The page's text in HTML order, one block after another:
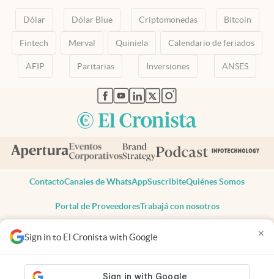
Sign in to El Cronista with Google ×
Dólar Dólar Blue Criptomonedas Bitcoin
Fintech Merval Quiniela Calendario de feriados
AFIP Paritarias Inversiones ANSES
abre en nueva pestaña
abre en nueva pestaña
abre en nueva pestaña
abre en nueva pestaña
abre en nueva pestaña
ContactoCanales de WhatsAppSuscribiteQuiénes Somos
Portal de ProveedoresTrabajá con nosotros
Todos los derechos reservados
Privacidad